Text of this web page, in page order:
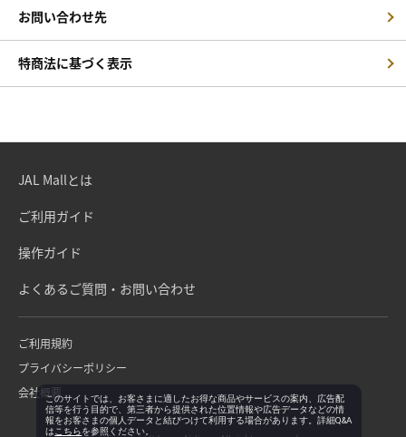
お問い合わせ先
特商法に基づく表示
JAL Mallとは
ご利用ガイド
操作ガイド
よくあるご質問・お問い合わせ
ご利用規約
プライバシーポリシー
会社概要このサイトでは、お客さまに適したお得な商品やサービスの案内、広告配
信等を行う目的で、第三者から提供された位置情報や広告データなどの情
報をお客さまの個人データと結びつけて利用する場合があります。詳細Q&A
は こちらを参照ください。